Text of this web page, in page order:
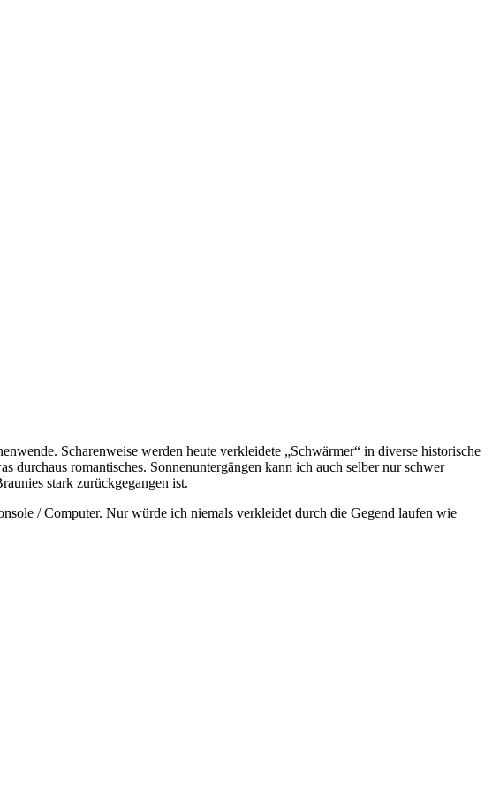
Scharenweise werden heute verkleidete „Schwärmer“ in diverse historische
romantisches. Sonnenuntergängen kann ich auch selber nur schwer
stark zurückgegangen ist.
/ Computer. Nur würde ich niemals verkleidet durch die Gegend laufen wie